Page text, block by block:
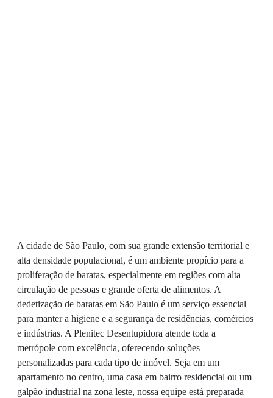
A cidade de São Paulo, com sua grande extensão territorial e
alta densidade populacional, é um ambiente propício para a
proliferação de baratas, especialmente em regiões com alta
circulação de pessoas e grande oferta de alimentos. A
dedetização de baratas em São Paulo é um serviço essencial
para manter a higiene e a segurança de residências, comércios
e indústrias. A Plenitec Desentupidora atende toda a
metrópole com excelência, oferecendo soluções
personalizadas para cada tipo de imóvel. Seja em um
apartamento no centro, uma casa em bairro residencial ou um
galpão industrial na zona leste, nossa equipe está preparada